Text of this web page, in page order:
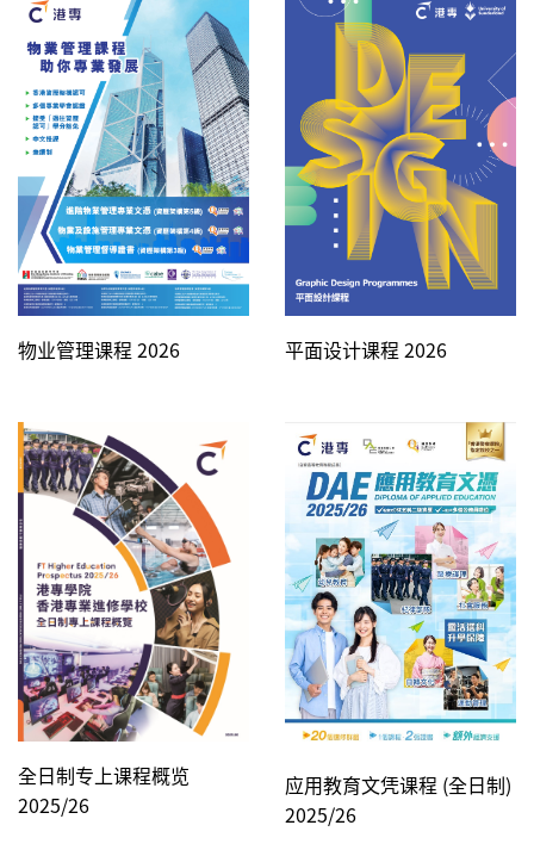
物业管理课程 2026 平面设计课程 2026
全日制专上课程概览
2025/26
应用教育文凭课程 (全日制)
2025/26